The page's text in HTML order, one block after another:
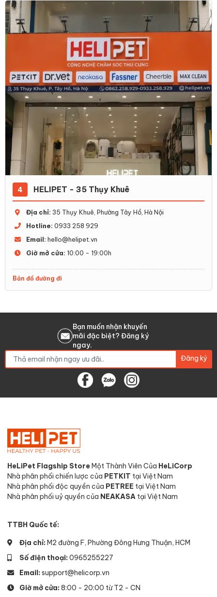
4 HELIPET - 35 Thụy Khuê
Địa chỉ: 35 Thụy Khuê, Phường Tây Hồ, Hà Nội
Hotline: 0933 258 929
Email: hello@helipet.vn
Giờ mở cửa: 10:00 - 19:00h
Bản đồ đường đi
Bạn muốn nhận khuyến
mãi đặc biệt? Đăng ký
ngay.
Đăng ký
HeLiPet Flagship StoreMột Thành Viên Của HeLiCorp
Nhà phân phối chiến lược của PETKIT tại Việt Nam
Nhà phân phối độc quyền của PETREE tại Việt Nam
Nhà phân phối uỷ quyền của NEAKASA tại Việt Nam
TTBH Quốc tế:
Địa chỉ: M2 đường F, Phường Đông Hưng Thuận, HCM
Số điện thoại: 0965255227
Email: support@helicorp.vn
Giờ mở cửa: 8:00 - 20:00 từ T2 - CN